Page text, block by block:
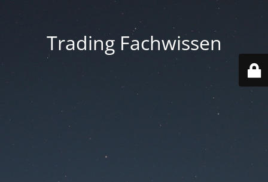
Trading Fachwissen